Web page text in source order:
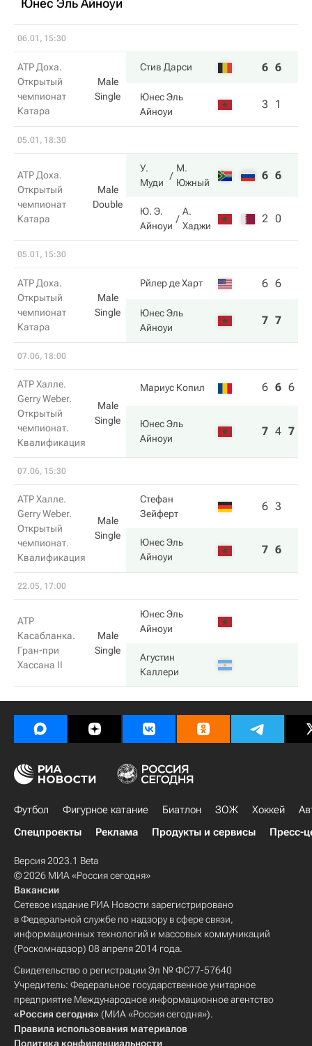
Юнес Эль Айноуи
06.01, 15:30
ATP Доха.
Открытый
чемпионат
Катара
Male
Single
Стив Дарси 6 6
Юнес Эль
Айноуи
3 1
05.01, 18:30
ATP Доха.
Открытый
чемпионат
Катара
Male
Double
У.
Муди
М.
Южный
6 6
Ю. Э.
Айноуи
А.
Хаджи
2 0
05.01, 15:30
ATP Доха.
Открытый
чемпионат
Катара
Male
Single
Рйлер де Харт 6 6
Юнес Эль
Айноуи
7 7
07.06, 18:00
ATP Халле.
Gerry Weber.
Открытый
чемпионат.
Квалификация
Male
Single
Мариус Копил 6 6 6
Юнес Эль
Айноуи
7 4 7
07.06, 15:30
ATP Халле.
Gerry Weber.
Открытый
чемпионат.
Квалификация
Male
Single
Стефан
Зейферт
6 3
Юнес Эль
Айноуи
7 6
22.05, 17:00
ATP
Касабланка.
Гран-при
Хассана II
Male
Single
Юнес Эль
Айноуи
Агустин
Каллери
Футбол Фигурное катание Биатлон ЗОЖ Хоккей
Спецпроекты
Реклама Продукты и сервисы Пресс-
Версия 2023.1 Beta
© 2026 МИА «Россия сегодня»
Вакансии
Сетевое издание РИА Новости зарегистрировано
в Федеральной службе по надзору в сфере связи,
информационных технологий и массовых коммуникаций
(Роскомнадзор) 08 апреля 2014 года.
Свидетельство о регистрации Эл № ФС77-57640
Учредитель: Федеральное государственное унитарное
предприятие Международное информационное агентство
«Россия сегодня» (МИА «Россия сегодня»).
Правила использования материалов
Политика конфиденциальности